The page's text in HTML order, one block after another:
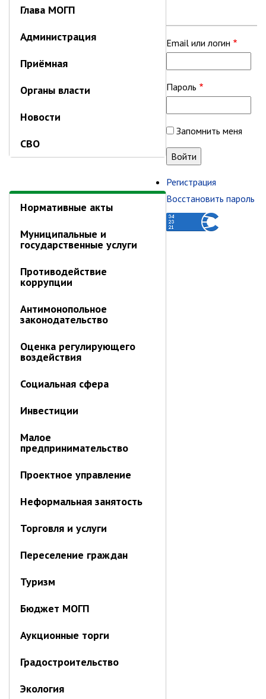
Глава МОГП
Администрация
Приёмная
Органы власти
Новости
СВО
Нормативные акты
Муниципальные и
государственные услуги
Противодействие
коррупции
Антимонопольное
законодательство
Оценка регулирующего
воздействия
Социальная сфера
Инвестиции
Малое
предпринимательство
Проектное управление
Неформальная занятость
Торговля и услуги
Переселение граждан
Туризм
Бюджет МОГП
Аукционные торги
Градостроительство
Экология
Email или логин
Пароль
Запомнить меня
Регистрация
Восстановить пароль